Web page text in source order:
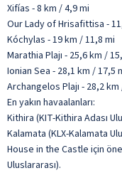
Xifías - 8 km / 4,9 mi
Our Lady of Hrisafittisa -
Kóchylas - 19 km / 11,8 mi
Marathia Plajı - 25,6 km /
Ionian Sea - 28,1 km / 17,5
Archangelos Plajı - 28,2
En yakın havaalanları:
Kithira (KIT-Kithira Adası
Kalamata (KLX-Kalamata
House in the Castle için
Uluslararası).